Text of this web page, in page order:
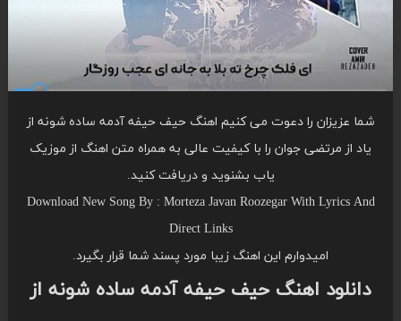
شما عزیزان را دعوت می کنیم اهنگ حیف حیفه آدمه ساده شونه از
یاد از مرتضی جوان را با کیفیت عالی به همراه متن اهنگ از موزیک
یاب بشنوید و دریافت کنید.
Download New Song By : Morteza Javan Roozegar With Lyrics And
Direct Links
امیدوارم این اهنگ زیبا مورد پسند شما قرار بگیرد.
دانلود اهنگ حیف حیفه آدمه ساده شونه از